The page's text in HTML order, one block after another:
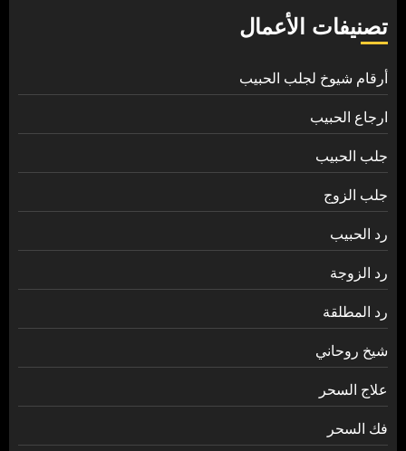
تصنيفات الأعمال
أرقام شيوخ لجلب الحبيب
ارجاع الحبيب
جلب الحبيب
جلب الزوج
رد الحبيب
رد الزوجة
رد المطلقة
شيخ روحاني
علاج السحر
فك السحر